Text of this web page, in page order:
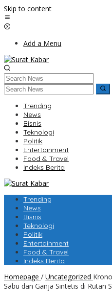
Skip to content
Add a Menu
Trending
News
Bisnis
Teknologi
Politik
Entertainment
Food & Travel
Indeks Berita
Trending
News
Bisnis
Teknologi
Politik
Entertainment
Food & Travel
Indeks Berita
Homepage / Uncategorized
Sabu dan Ganja Sintetis di Rutan